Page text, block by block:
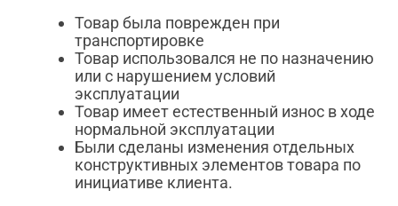
Товар была поврежден при
транспортировке
Товар использовался не по назначению
или с нарушением условий
эксплуатации
Товар имеет естественный износ в ходе
нормальной эксплуатации
Были сделаны изменения отдельных
конструктивных элементов товара по
инициативе клиента.